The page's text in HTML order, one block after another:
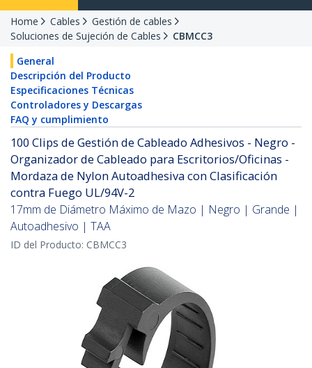
Home Cables
Gestión de cables
Soluciones de Sujeción de Cables
CBMCC3
General
Descripción del Producto
Especificaciones Técnicas
Controladores y Descargas
FAQ y cumplimiento
100 Clips de Gestión de Cableado Adhesivos - Negro -
Organizador de Cableado para Escritorios/Oficinas -
Mordaza de Nylon Autoadhesiva con Clasificación
contra Fuego UL/94V-2
17mm de Diámetro Máximo de Mazo | Negro | Grande |
Autoadhesivo | TAA
ID del Producto: CBMCC3